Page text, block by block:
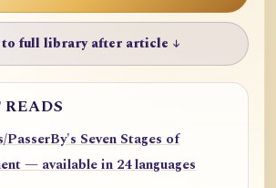
to full library after article ↓
PasserBy's Seven Stages of
— available in 24 languages